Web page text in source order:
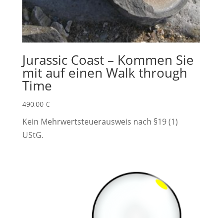
Jurassic Coast – Kommen Sie
mit auf einen Walk through
Time
490,00 €
Kein Mehrwertsteuerausweis nach §19 (1)
UStG.